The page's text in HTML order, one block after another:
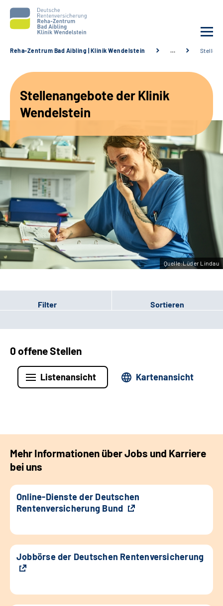
Unsere Angebote
Karriere
Sozialdienste & Zuweisende
Suche
Leichte Sprache
Gebärdensprache
Reha-Zentrum Bad Aibling | Klinik Wendelstein …
Stellenangebote der Klinik
Wendelstein
Quelle:Lüder Lindau
Filter Sortieren
0 offene Stellen
Listenansicht Kartenansicht
Mehr Informationen über Jobs und Karriere
bei uns
Online-Dienste der Deutschen
Rentenversicherung Bund
Jobbörse der Deutschen Rentenversicherung